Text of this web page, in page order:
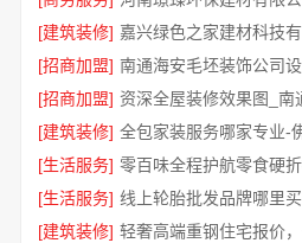
[建筑装修]
[招商加盟]
[招商加盟]
[建筑装修]
[生活服务]
[生活服务]
[建筑装修]